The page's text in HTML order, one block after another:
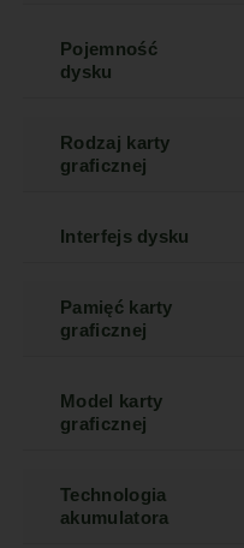
Pojemność
dysku
Rodzaj karty
graficznej
Interfejs dysku
Pamięć karty
graficznej
Model karty
graficznej
Technologia
akumulatora